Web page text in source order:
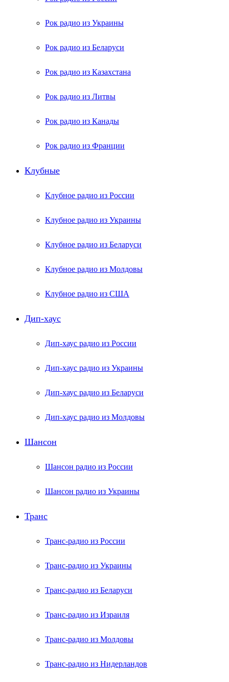
Рок радио из Украины
Рок радио из Беларуси
Рок радио из Казахстана
Рок радио из Литвы
Рок радио из Канады
Рок радио из Франции
Клубные
Клубное радио из России
Клубное радио из Украины
Клубное радио из Беларуси
Клубное радио из Молдовы
Клубное радио из США
Дип-хаус
Дип-хаус радио из России
Дип-хаус радио из Украины
Дип-хаус радио из Беларуси
Дип-хаус радио из Молдовы
Шансон
Шансон радио из России
Шансон радио из Украины
Транс
Транс-радио из России
Транс-радио из Украины
Транс-радио из Беларуси
Транс-радио из Израиля
Транс-радио из Молдовы
Транс-радио из Нидерландов